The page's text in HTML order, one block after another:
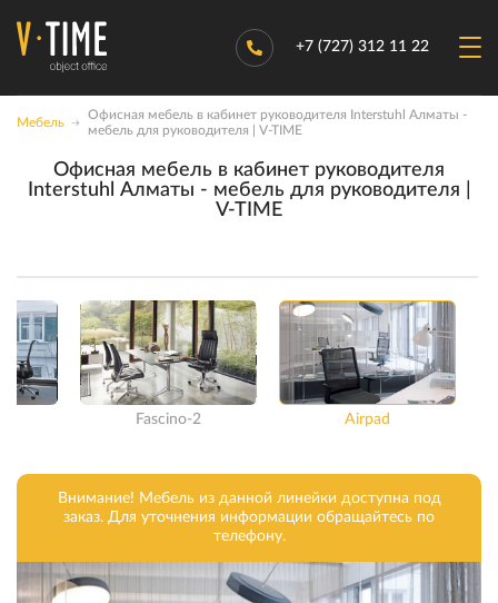
+7 (727) 312 11 22
Мебель
Офисная мебель в кабинет руководителя Interstuhl Алматы -
мебель для руководителя | V-TIME
Офисная мебель в кабинет руководителя
Interstuhl Алматы - мебель для руководителя |
V-TIME
Airpad
Fascino-2
Внимание! Мебель из данной линейки доступна под
заказ. Для уточнения информации обращайтесь по
телефону.